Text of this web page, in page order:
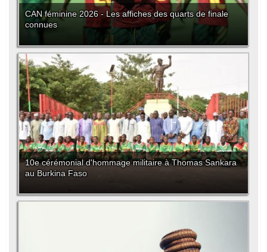
CAN féminine 2026 - Les affiches des quarts de finale
connues
10e cérémonial d'hommage militaire à Thomas Sankara
au Burkina Faso